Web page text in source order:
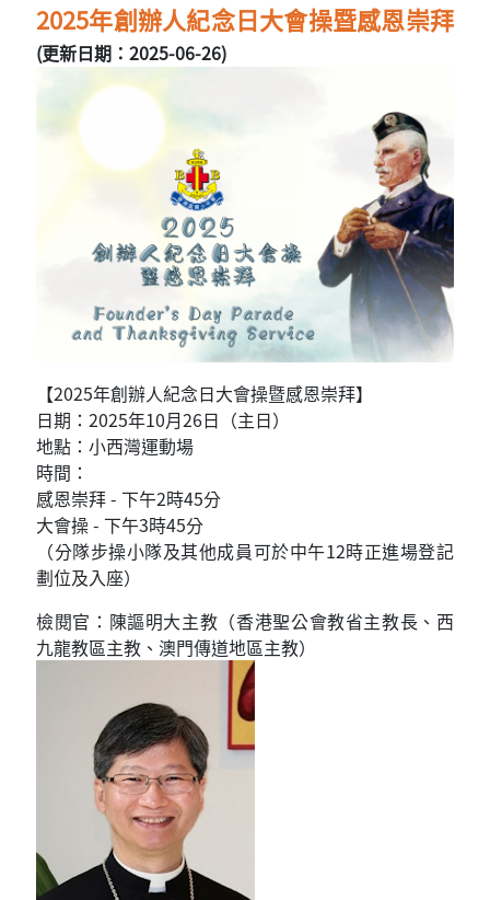
2025年創辦人紀念日大會操暨感恩崇拜
(更新日期：2025-06-26)
【2025年創辦人紀念日大會操暨感恩崇拜】
日期：2025年10月26日（主日）
地點：小西灣運動場
時間：
感恩崇拜 - 下午2時45分
大會操 - 下午3時45分
（分隊步操小隊及其他成員可於中午12時正進場登記
劃位及入座）
檢閱官：陳謳明大主教（香港聖公會教省主教長、西
九龍教區主教、澳門傳道地區主教）